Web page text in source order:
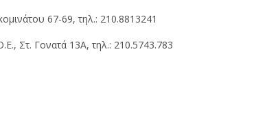
67-69, τηλ.: 210.8813241
Στ. Γονατά 13A, τηλ.: 210.5743.783